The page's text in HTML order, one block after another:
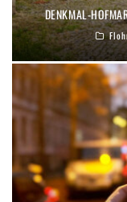
DENKMAL-